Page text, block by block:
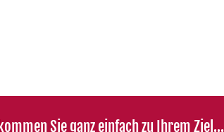
Sie ganz einfach zu Ihrem Ziel...